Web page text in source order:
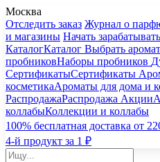
Москва
Отследить заказ Журнал о
и магазины Начать зарабатывать
КаталогКаталог Выбрать аромат
пробниковНаборы пробников
СертификатыСертификаты
косметикаАроматы для дома и
РаспродажаРаспродажа Акции
коллабыКоллекции и коллабы
100% бесплатная доставка от
4-й продукт за 1 ₽